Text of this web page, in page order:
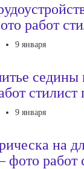
работ
9 января
9 января
на
работ